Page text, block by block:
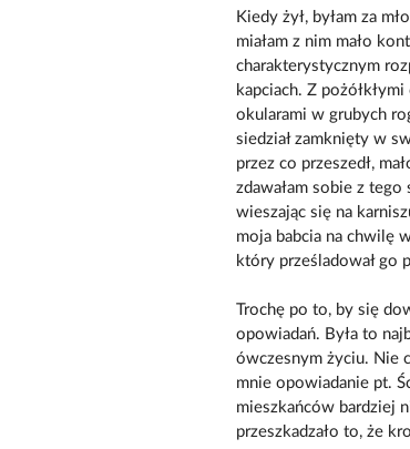
Kiedy żył, byłam za
miałam z nim mało
charakterystycznym
kapciach. Z
okularami w grubych
siedział zamknięty w
przez co przeszedł,
zdawałam sobie z
wieszając się na
moja babcia na chwilę
który prześladował go
Trochę po to, by się
opowiadań. Była to
ówczesnym życiu. Nie
mnie opowiadanie pt.
mieszkańców bardziej
przeszkadzało to, że